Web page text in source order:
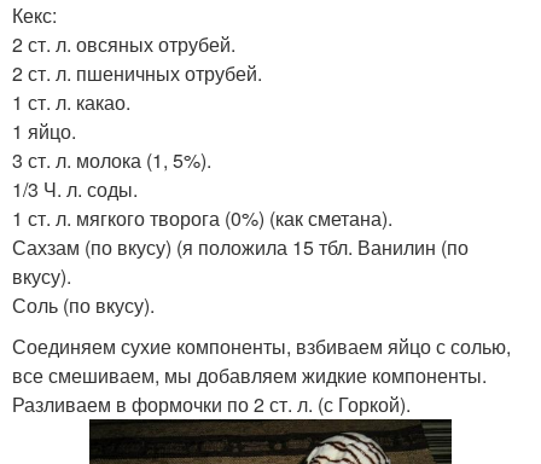
Кекс:
2 ст. л. овсяных отрубей.
2 ст. л. пшеничных отрубей.
1 ст. л. какао.
1 яйцо.
3 ст. л. молока (1, 5%).
1/3 Ч. л. соды.
1 ст. л. мягкого творога (0%) (как сметана).
Сахзам (по вкусу) (я положила 15 тбл. Ванилин (по
вкусу).
Соль (по вкусу).
Соединяем сухие компоненты, взбиваем яйцо с солью,
все смешиваем, мы добавляем жидкие компоненты.
Разливаем в формочки по 2 ст. л. (с Горкой).